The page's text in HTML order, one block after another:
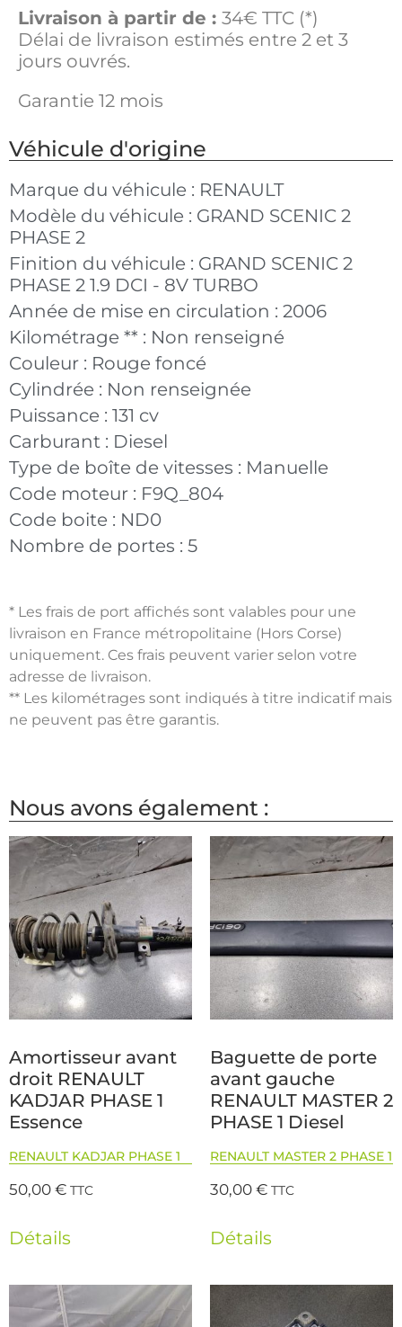
Livraison à partir de : 34€ TTC (*)
Délai de livraison estimés entre 2 et 3
jours ouvrés.
Garantie 12 mois
Véhicule d'origine
Marque du véhicule : RENAULT
Modèle du véhicule : GRAND SCENIC 2
PHASE 2
Finition du véhicule : GRAND SCENIC 2
PHASE 2 1.9 DCI - 8V TURBO
Année de mise en circulation : 2006
Kilométrage ** : Non renseigné
Couleur : Rouge foncé
Cylindrée : Non renseignée
Puissance : 131 cv
Carburant : Diesel
Type de boîte de vitesses : Manuelle
Code moteur : F9Q_804
Code boite : ND0
Nombre de portes : 5
* Les frais de port affichés sont valables pour une
livraison en France métropolitaine (Hors Corse)
uniquement. Ces frais peuvent varier selon votre
adresse de livraison.
** Les kilométrages sont indiqués à titre indicatif mais
ne peuvent pas être garantis.
Nous avons également :
Amortisseur avant
droit RENAULT
KADJAR PHASE 1
Essence
RENAULT KADJAR PHASE 1
50,00€ TTC
Détails
Baguette de porte
avant gauche
RENAULT MASTER 2
PHASE 1 Diesel
RENAULT MASTER 2 PHASE 1
30,00€ TTC
Détails